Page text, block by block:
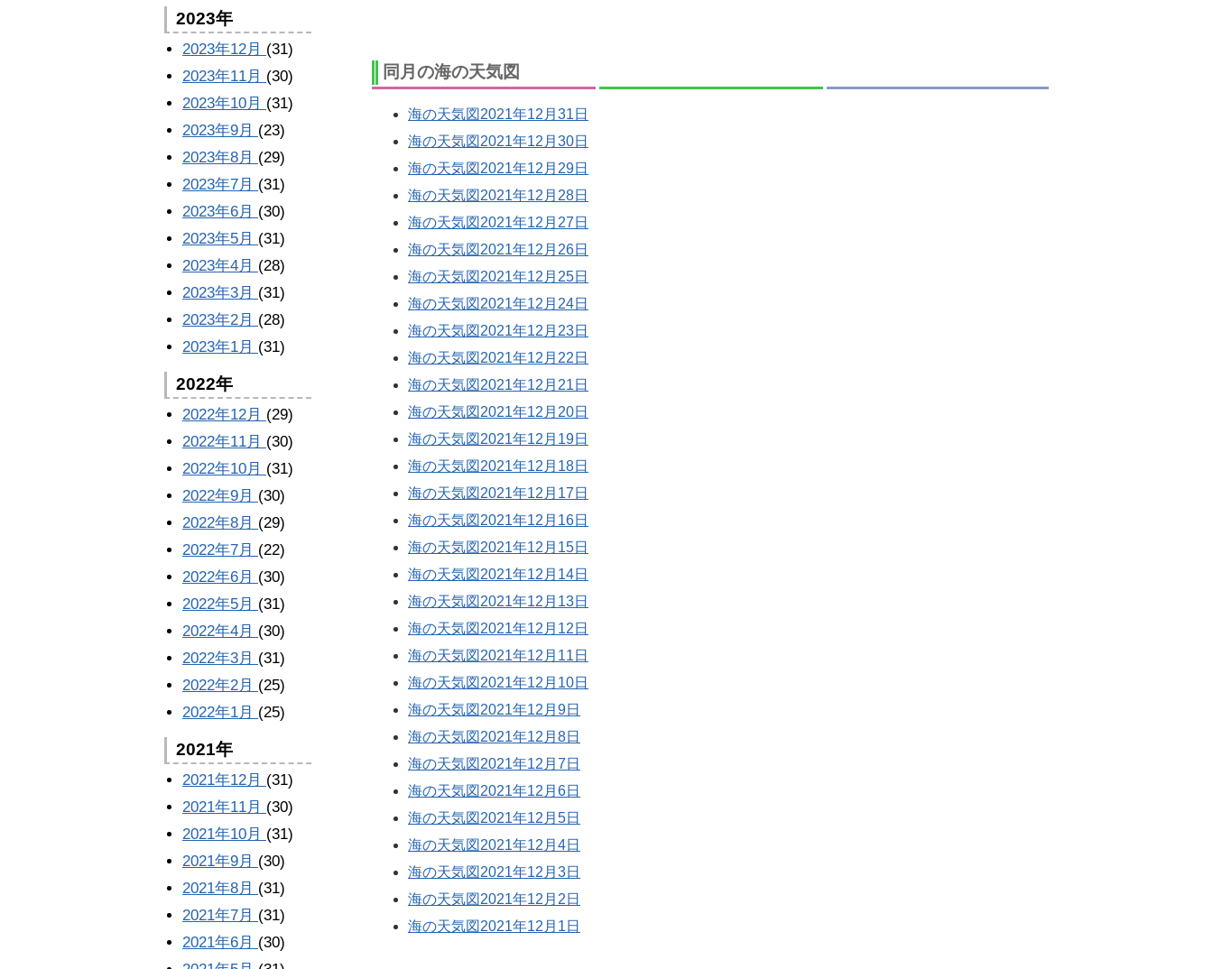
同月の海の天気図
海の天気図2021年12月31日
海の天気図2021年12月30日
海の天気図2021年12月29日
海の天気図2021年12月28日
海の天気図2021年12月27日
海の天気図2021年12月26日
海の天気図2021年12月25日
海の天気図2021年12月24日
海の天気図2021年12月23日
海の天気図2021年12月22日
海の天気図2021年12月21日
海の天気図2021年12月20日
海の天気図2021年12月19日
海の天気図2021年12月18日
海の天気図2021年12月17日
海の天気図2021年12月16日
海の天気図2021年12月15日
海の天気図2021年12月14日
海の天気図2021年12月13日
海の天気図2021年12月12日
海の天気図2021年12月11日
海の天気図2021年12月10日
海の天気図2021年12月9日
海の天気図2021年12月8日
海の天気図2021年12月7日
海の天気図2021年12月6日
海の天気図2021年12月5日
海の天気図2021年12月4日
海の天気図2021年12月3日
海の天気図2021年12月2日
海の天気図2021年12月1日
2023年
2023年12月 (31)
2023年11月 (30)
2023年10月 (31)
2023年9月 (23)
2023年8月 (29)
2023年7月 (31)
2023年6月 (30)
2023年5月 (31)
2023年4月 (28)
2023年3月 (31)
2023年2月 (28)
2023年1月 (31)
2022年
2022年12月 (29)
2022年11月 (30)
2022年10月 (31)
2022年9月 (30)
2022年8月 (29)
2022年7月 (22)
2022年6月 (30)
2022年5月 (31)
2022年4月 (30)
2022年3月 (31)
2022年2月 (25)
2022年1月 (25)
2021年
2021年12月 (31)
2021年11月 (30)
2021年10月 (31)
2021年9月 (30)
2021年8月 (31)
2021年7月 (31)
2021年6月 (30)